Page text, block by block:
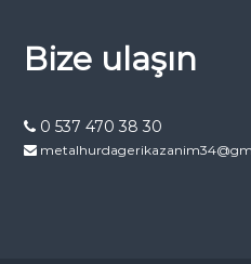
Bize ulaşın
0 537 470 38 30